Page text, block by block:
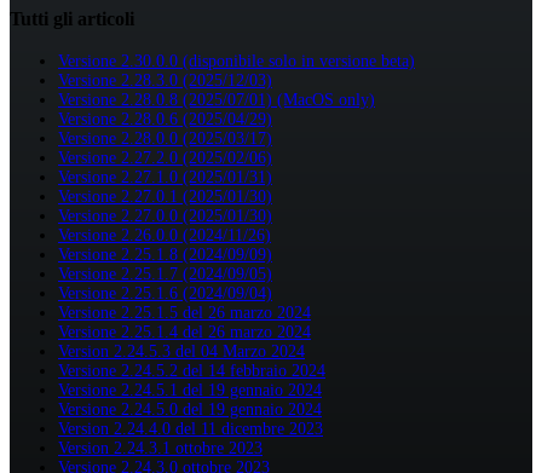
Tutti gli articoli
Versione 2.30.0.0 (disponibile solo in versione beta)
Versione 2.28.3.0 (2025/12/03)
Versione 2.28.0.8 (2025/07/01) (MacOS only)
Versione 2.28.0.6 (2025/04/29)
Versione 2.28.0.0 (2025/03/17)
Versione 2.27.2.0 (2025/02/06)
Versione 2.27.1.0 (2025/01/31)
Versione 2.27.0.1 (2025/01/30)
Versione 2.27.0.0 (2025/01/30)
Versione 2.26.0.0 (2024/11/26)
Versione 2.25.1.8 (2024/09/09)
Versione 2.25.1.7 (2024/09/05)
Versione 2.25.1.6 (2024/09/04)
Versione 2.25.1.5 del 26 marzo 2024
Versione 2.25.1.4 del 26 marzo 2024
Version 2.24.5.3 del 04 Marzo 2024
Versione 2.24.5.2 del 14 febbraio 2024
Versione 2.24.5.1 del 19 gennaio 2024
Versione 2.24.5.0 del 19 gennaio 2024
Version 2.24.4.0 del 11 dicembre 2023
Version 2.24.3.1 ottobre 2023
Versione 2.24.3.0 ottobre 2023